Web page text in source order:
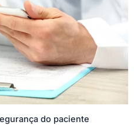
do paciente